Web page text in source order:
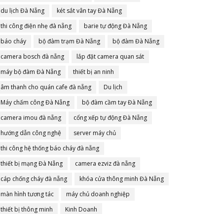
du lịch Đà Nẵng
két sắt vân tay Đà Nẵng
thi công điện nhẹ đà nẵng
barie tự động Đà Nẵng
báo cháy
bộ đàm trạm Đà Nẵng
bộ đàm Đà Nẵng
camera bosch đà nẵng
lắp đặt camera quan sát
máy bộ đàm Đà Nẵng
thiết bị an ninh
âm thanh cho quán cafe đà nẵng
Du lịch
Máy chấm công Đà Nẵng
bộ đàm cầm tay Đà Nẵng
camera imou đà nẵng
cổng xếp tự động Đà Nẵng
hướng dẫn công nghệ
server máy chủ
thi công hệ thống báo cháy đà nẵng
thiết bị mạng Đà Nẵng
camera ezviz đà nẵng
cáp chống cháy đà nẵng
khóa cửa thông minh Đà Nẵng
màn hình tương tác
máy chủ doanh nghiệp
thiết bị thông minh
Kinh Doanh